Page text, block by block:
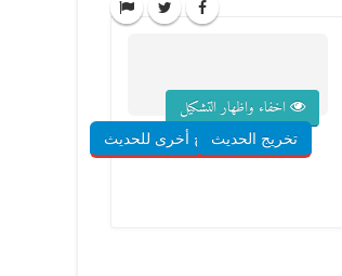
اخفاء واظهار التشكيل
تخريج الحديثشروح أخرى للحديث